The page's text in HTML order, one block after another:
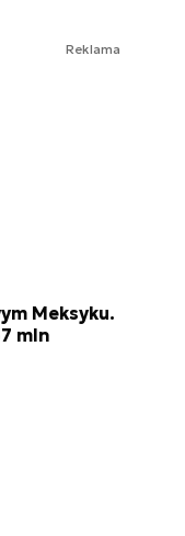
Reklama
Meksyku.
mln